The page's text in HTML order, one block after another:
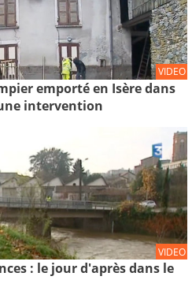
VIDEO
emporté en Isère dans
intervention
VIDEO
: le jour d'après dans le